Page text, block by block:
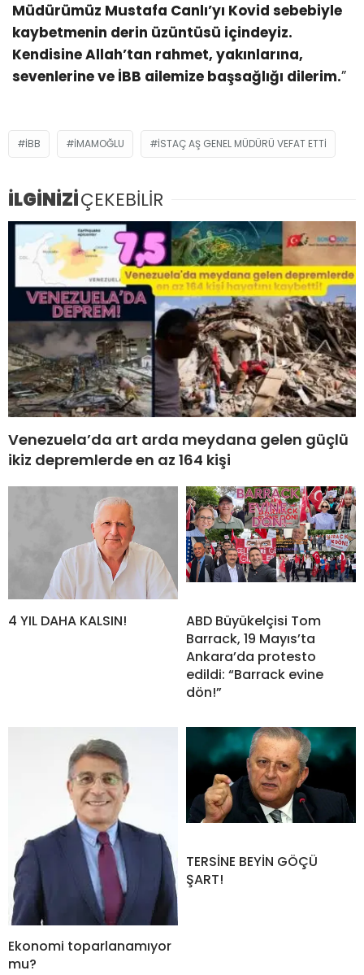
Müdürümüz Mustafa Canlı’yı Kovid sebebiyle
kaybetmenin derin üzüntüsü içindeyiz.
Kendisine Allah’tan rahmet, yakınlarına,
sevenlerine ve İBB ailemize başsağlığı dilerim.”
IBB IMAMOĞLU İSTAÇ AŞ GENEL MÜDÜRÜ VEFAT ETTI
İLGİNİZİÇEKEBİLİR
Venezuela’da art arda meydana gelen güçlü
ikiz depremlerde en az 164 kişi
4 YIL DAHA KALSIN!
ABD Büyükelçisi Tom
Barrack, 19 Mayıs’ta
Ankara’da protesto
edildi: “Barrack evine
dön!”
Ekonomi toparlanamıyor
mu?
TERSİNE BEYİN GÖÇÜ
ŞART!